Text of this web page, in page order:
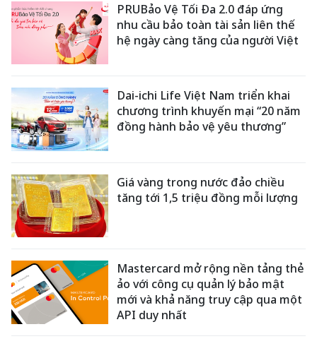
PRUBảo Vệ Tối Đa 2.0 đáp ứng
nhu cầu bảo toàn tài sản liên thế
hệ ngày càng tăng của người Việt
Dai-ichi Life Việt Nam triển khai
chương trình khuyến mại “20 năm
đồng hành bảo vệ yêu thương”
Giá vàng trong nước đảo chiều
tăng tới 1,5 triệu đồng mỗi lượng
Mastercard mở rộng nền tảng thẻ
ảo với công cụ quản lý bảo mật
mới và khả năng truy cập qua một
API duy nhất